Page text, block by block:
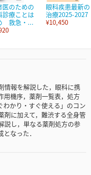
医のための
診療ことは
救急・...
眼科疾患最新の
治療2025-2027
¥10,450
情報を解説した，眼科に携
用機序，薬剤一覧表，処方
わかり・すぐ使える」のコン
剤に加えて，難渋する全身管
説し，単なる薬剤処方の参
なった．